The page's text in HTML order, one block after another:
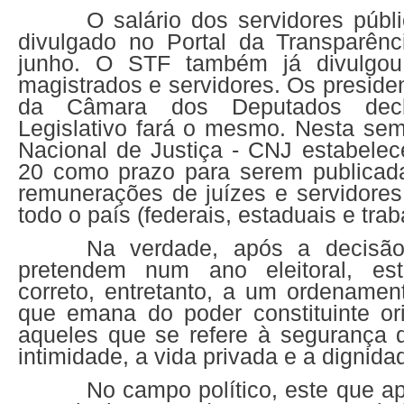
O salário dos servidores
divulgado no Portal da
junho. O STF também já
magistrados e servidores. Os
da Câmara dos Deputados
Legislativo fará o mesmo. Nesta
Nacional de Justiça - CNJ
20 como prazo para serem
remunerações de juízes e
todo o país (federais, estaduais e
Na verdade, após a
pretendem num ano eleitoral,
correto, entretanto, a um
que emana do poder constituinte
aqueles que se refere à segurança
intimidade, a vida privada e a
No campo político, este que